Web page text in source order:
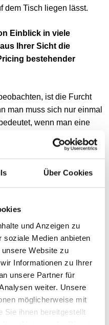
Über Cookies
und Anzeigen zu
soziale Medien anbieten
Website zu
Informationen zu Ihrer
unsere Partner für
weiter. Unsere
möglicherweise mit
Sie ihnen bereitgestellt
dem Tisch liegen lässt.
Einblick in viele
Ihrer Sicht die
bestehender
ist die Furcht
man muss sich nur einmal
wenn man eine
einmal aus, müssen die
4% erhöht werden, um
kompensieren. Und eine
noch viel
Preiserhöhungen über
das voll zu Lasten des
Außerdem sehen wir
gewachsen sind.
Gedanken gemacht und
hinweg die Preise
ein paar Jahren weiß
Preise eigentlich
ob die Preise und